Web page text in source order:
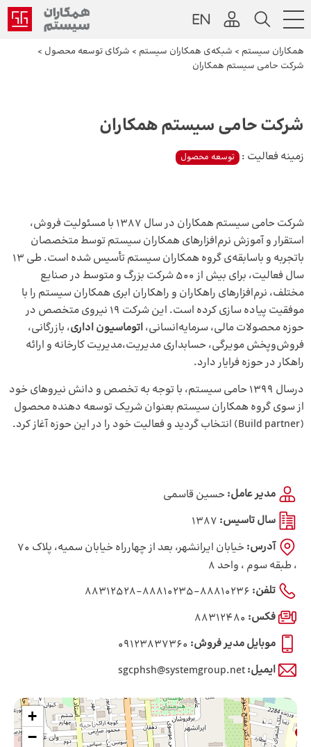
همکاران سیستم > شبکه‌ی همکاران سیستم > شرکای توسعه محصول >
شرکت حامی سیستم همکاران
شرکت حامی سیستم همکاران
زمینه فعالیت : توسعه محصول
شرکت حامی سیستم همکاران در سال 1387 با مسئولیت فروش،
استقرار و آموزش نرم‌افزارهای همکاران سیستم توسط متخصصان
باتجربه و باسابقه‌‌ی گروه همکاران سیستم تأسیس شده است. طی 13
سال فعالیت، برای بیش از 500 شرکت بزرگ و متوسط در صنایع
مختلف، نرم‌افزارهای راهکاران و راهکاران ابری همکاران سیستم را با
موفقیت پیاده سازی کرده است. این شرکت 19 نیروی متخصص در
حوزه محصولات مالی، سرمایه‌انسانی،اتوماسیون اداری، بازرگانی،
فروش‌وپخش مویرگی، حسابداری مدیریت،مدیریت کارخانه و ارائه
راهکار در حوزه فرایار دارد.
درسال 1399 حامی سیستم، با توجه به تخصص و دانش نیروهای خود
از سوی گروه همکاران سیستم بعنوان شریک توسعه دهنده محصول
(Build partner) انتخاب گردید و فعالیت خود را در این حوزه آغاز کرد.
مدیر عامل:حسین قاسمی
سال تاسیس: 1387
آدرس:
خیابان ایرانشهر، بعد از چهارراه خیابان سمیه، پلاک ۷۰
، طبقه سوم ، واحد ۸
تلفن: 88810236-88810235-88312528
فکس: 88312480
موبایل مدیر فروش: 09123837360
ایمیل:sgcphsh@systemgroup.net
+
−